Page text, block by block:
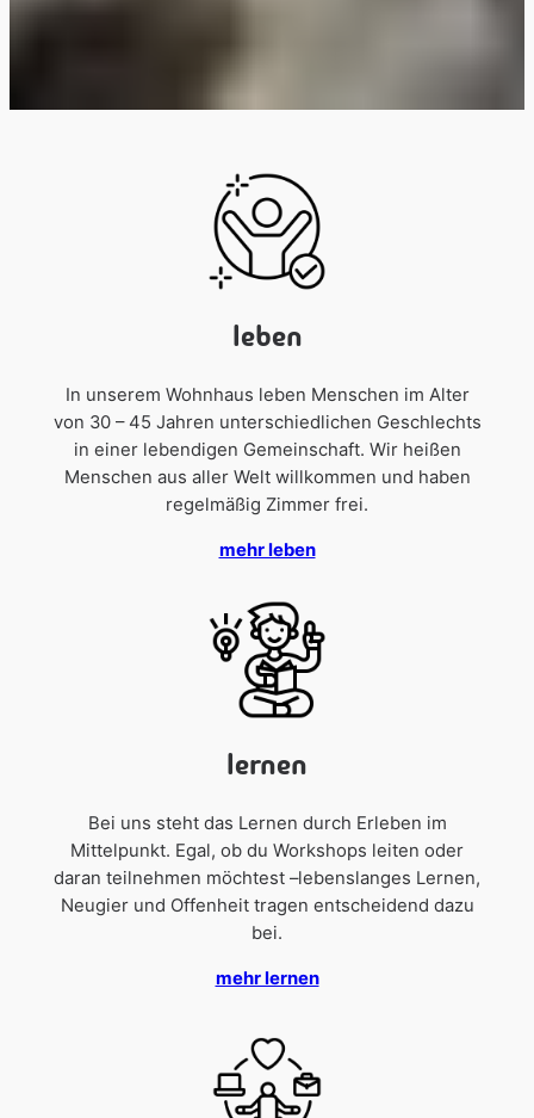
leben
In unserem Wohnhaus leben Menschen im Alter
von 30 – 45 Jahren unterschiedlichen Geschlechts
in einer lebendigen Gemeinschaft. Wir heißen
Menschen aus aller Welt willkommen und haben
regelmäßig Zimmer frei.
mehr leben
lernen
Bei uns steht das Lernen durch Erleben im
Mittelpunkt. Egal, ob du Workshops leiten oder
daran teilnehmen möchtest –lebenslanges Lernen,
Neugier und Offenheit tragen entscheidend dazu
bei.
mehr lernen